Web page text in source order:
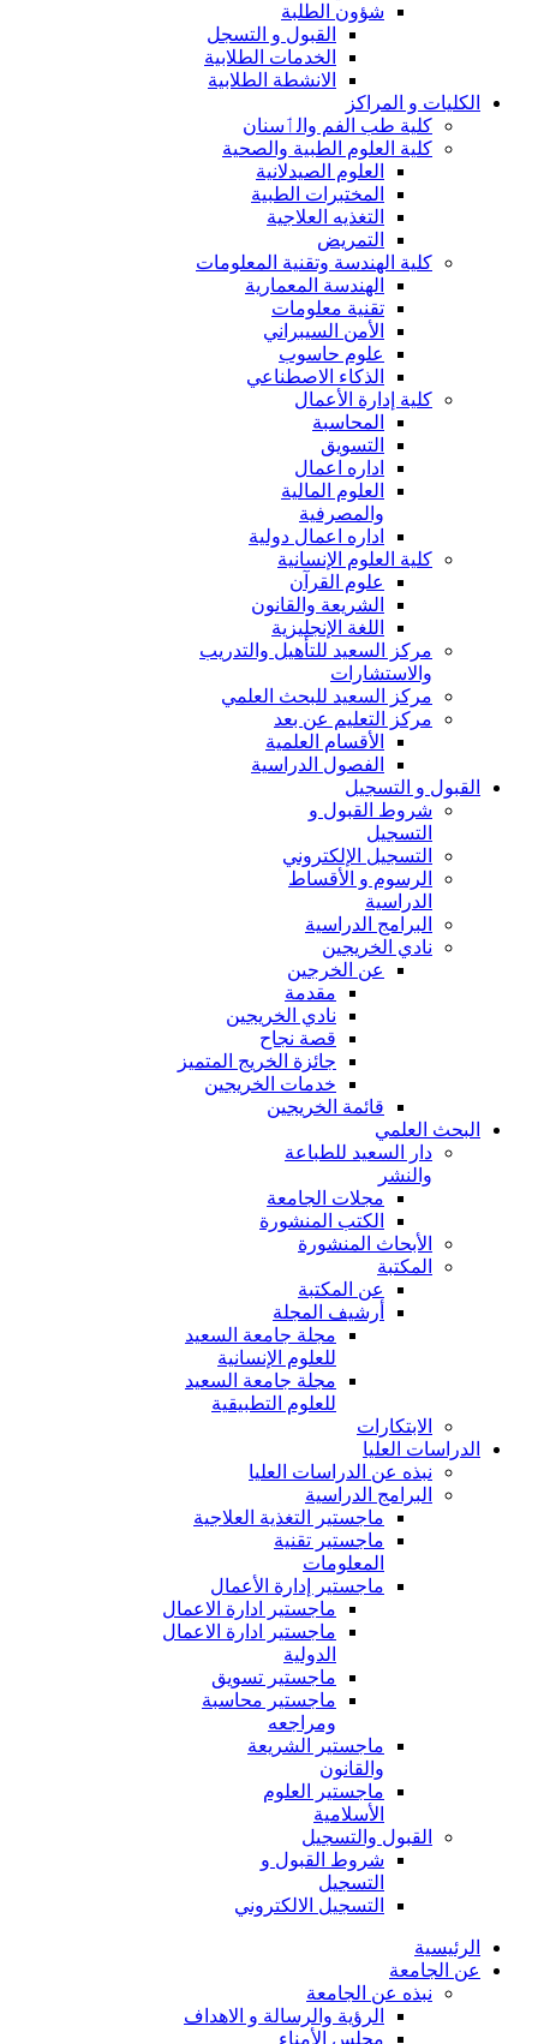
شؤون الطلبة
القبول و التسجل
الخدمات الطلابية
الانشطة الطلابية
الكليات و المراكز
كلية طب الفم والٲسنان
كلية العلوم الطبية والصحية
العلوم الصيدلانية
المختبرات الطبية
التغذيه العلاجية
التمريض
كلية الهندسة وتقنية المعلومات
الهندسة المعمارية
تقنية معلومات
الأمن السيبراني
علوم حاسوب
الذكاء الاصطناعي
كلية إدارة الأعمال
المحاسبة
التسويق
اداره اعمال
العلوم المالية
والمصرفية
اداره اعمال دولية
كلية العلوم الإنسانية
علوم القرآن
الشريعة والقانون
اللغة الإنجليزية
مركز السعيد للتأهيل والتدريب
والاستشارات
مركز السعيد للبحث العلمي
مركز التعليم عن بعد
الأقسام العلمية
الفصول الدراسية
القبول و التسجيل
شروط القبول و
التسجيل
التسجيل الإلكتروني
الرسوم و الأقساط
الدراسية
البرامج الدراسية
نادي الخريجين
عن الخرجين
مقدمة
نادي الخريجين
قصة نجاح
جائزة الخريج المتميز
خدمات الخريجين
قائمة الخريجين
البحث العلمي
دار السعيد للطباعة
والنشر
مجلات الجامعة
الكتب المنشورة
الأبحاث المنشورة
المكتبة
عن المكتبة
أرشيف المجلة
مجلة جامعة السعيد
للعلوم الإنسانية
مجلة جامعة السعيد
للعلوم التطبيقية
الابتكارات
الدراسات العليا
نبذه عن الدراسات العليا
البرامج الدراسية
ماجستير التغذية العلاجية
ماجستير تقنية
المعلومات
ماجستير إدارة الأعمال
ماجستير ادارة الاعمال
ماجستير ادارة الاعمال
الدولية
ماجستير تسويق
ماجستير محاسبة
ومراجعه
ماجستير الشريعة
والقانون
ماجستير العلوم
الأسلامية
القبول والتسجيل
شروط القبول و
التسجيل
التسجيل الالكتروني
الرئيسية
عن الجامعة
نبذه عن الجامعة
الرؤية والرسالة و الاهداف
مجلس الأمناء